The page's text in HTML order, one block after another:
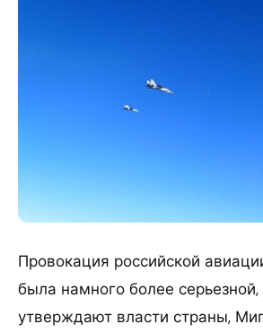
Провокация российской
была намного более
утверждают власти страны,